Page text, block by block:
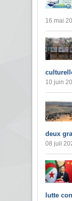
16 mai
10 juin
deux
08 juil
lutte